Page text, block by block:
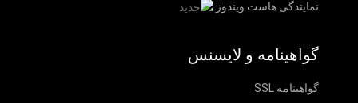
نمایندگی هاست ویندوز
گواهینامه و لایسنس
گواهینامه SSL